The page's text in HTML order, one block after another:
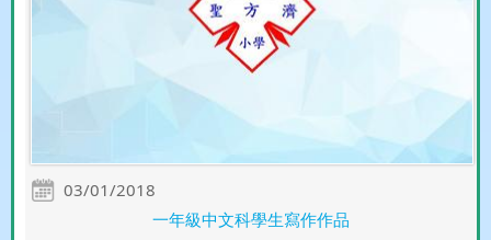
03/01/2018
一年級中文科學生寫作作品